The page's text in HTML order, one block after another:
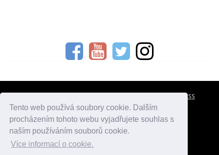
Tento web používá soubory cookie. Dalším
procházením tohoto webu vyjadřujete souhlas s
naším používáním souborů cookie.
Více informací o cookie.
RSS
atlaspamatek.info